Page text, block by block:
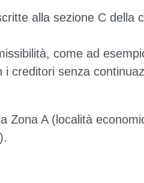
alla sezione C della
come ad
creditori senza
Zona A (località